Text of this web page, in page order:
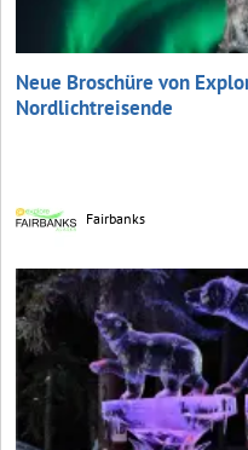
Neue Broschüre von
Nordlichtreisende
Fairbanks